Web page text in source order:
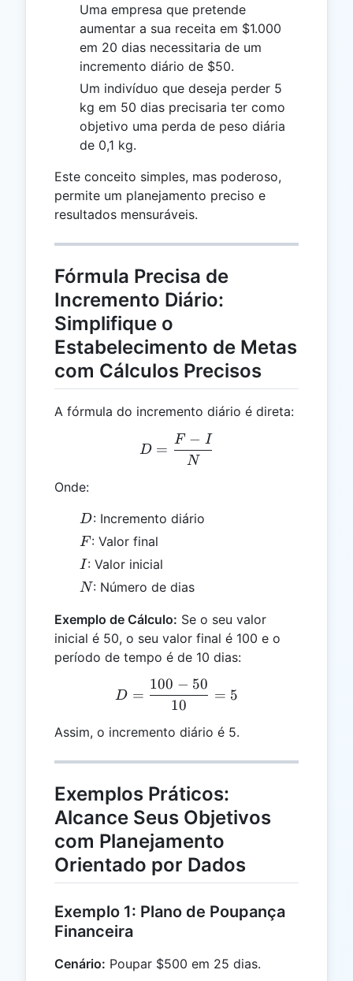
Uma empresa que pretende
aumentar a sua receita em $1.000
em 20 dias necessitaria de um
incremento diário de $50.
Um indivíduo que deseja perder 5
kg em 50 dias precisaria ter como
objetivo uma perda de peso diária
de 0,1 kg.
Este conceito simples, mas poderoso,
permite um planejamento preciso e
resultados mensuráveis.
Fórmula Precisa de
Incremento Diário:
Simplifique o
Estabelecimento de Metas
com Cálculos Precisos
A fórmula do incremento diário é direta:
D = \frac{F - I}{N}
D =
N
F − I
Onde:
D
D: Incremento diário
F
F : Valor final
I
I: Valor inicial
N
N: Número de dias
Exemplo de Cálculo: Se o seu valor
inicial é 50, o seu valor final é 100 e o
período de tempo é de 10 dias:
D = \frac{100 - 50}{10}
D =
10
100 − 50
= 5
Assim, o incremento diário é 5.
Exemplos Práticos:
Alcance Seus Objetivos
com Planejamento
Orientado por Dados
Exemplo 1: Plano de Poupança
Financeira
Cenário: Poupar $500 em 25 dias.